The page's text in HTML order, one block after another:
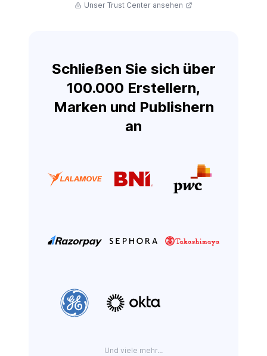
Unser Trust Center ansehen
Schließen Sie sich über
100.000 Erstellern,
Marken und Publishern
an
Und viele mehr...